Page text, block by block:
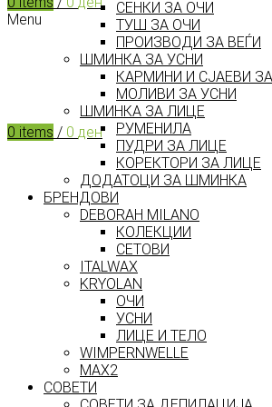
Menu
0 items / 0 ден
СЕНКИ ЗА ОЧИ
ТУШ ЗА ОЧИ
ПРОИЗВОДИ ЗА ВЕЃИ
ШМИНКА ЗА УСНИ
КАРМИНИ И СЈАЕВИ
МОЛИВИ ЗА УСНИ
ШМИНКА ЗА ЛИЦЕ
РУМЕНИЛА
ПУДРИ ЗА ЛИЦЕ
КОРЕКТОРИ ЗА ЛИЦЕ
ДОДАТОЦИ ЗА ШМИНКА
БРЕНДОВИ
DEBORAH MILANO
КОЛЕКЦИИ
СЕТОВИ
ITALWAX
KRYOLAN
ОЧИ
УСНИ
ЛИЦЕ И ТЕЛО
WIMPERNWELLE
MAX2
СОВЕТИ